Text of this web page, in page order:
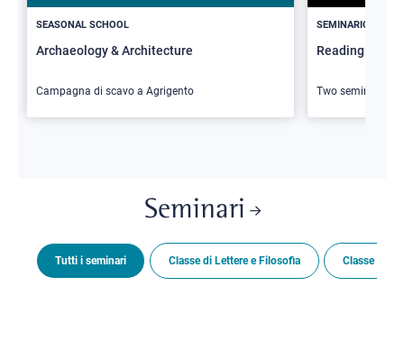
SEASONAL SCHOOL
Archaeology & Architecture
Campagna di scavo a Agrigento
SEMINARIO
Reading
Two seminars
Seminari
Tutti i seminari Classe di Lettere e Filosofia Classe di